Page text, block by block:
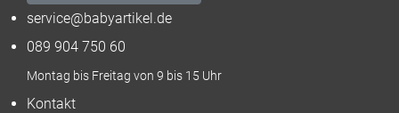
service@babyartikel.de
089 904 750 60
Montag bis Freitag von 9 bis 15 Uhr
Kontakt